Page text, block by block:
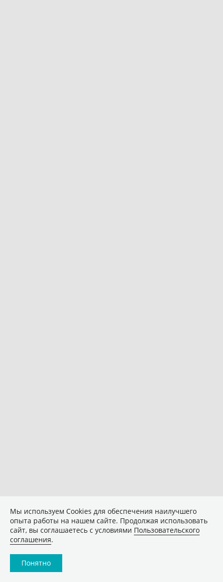
Мы используем Сookies для обеспечения наилучшего
опыта работы на нашем сайте. Продолжая использовать
сайт, вы соглашаетесь с условиями Пользовательского
соглашения.
Понятно